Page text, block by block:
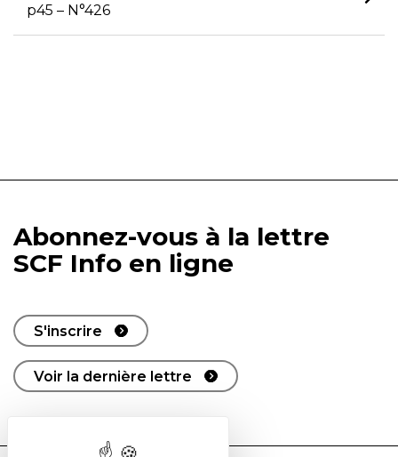
p45 – N°426
Abonnez-vous à la lettre
SCF Info en ligne
S'inscrire
Voir la dernière lettre